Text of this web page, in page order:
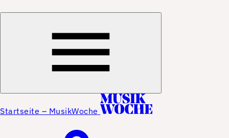
Startseite – MusikWoche